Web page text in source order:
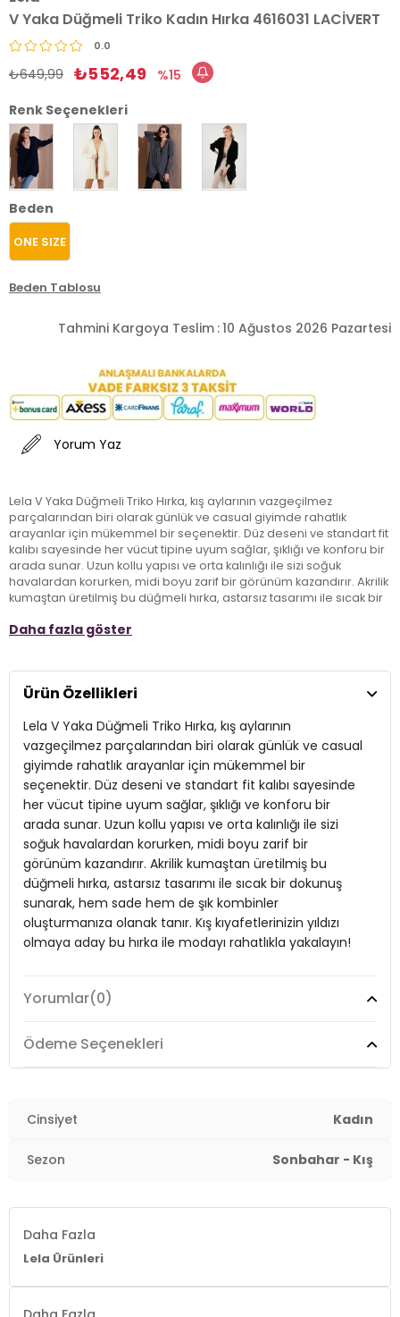
V Yaka Düğmeli Triko Kadın Hırka 4616031 LACİVERT
0.0
₺649,99 ₺552,49
15
Renk Seçenekleri
Beden
ONE SIZE
Beden Tablosu
Tahmini Kargoya Teslim :10 Ağustos 2026 Pazartesi
Yorum Yaz
Lela V Yaka Düğmeli Triko Hırka, kış aylarının vazgeçilmez
parçalarından biri olarak günlük ve casual giyimde rahatlık
arayanlar için mükemmel bir seçenektir. Düz deseni ve standart fit
kalıbı sayesinde her vücut tipine uyum sağlar, şıklığı ve konforu bir
arada sunar. Uzun kollu yapısı ve orta kalınlığı ile sizi soğuk
havalardan korurken, midi boyu zarif bir görünüm kazandırır. Akrilik
kumaştan üretilmiş bu düğmeli hırka, astarsız tasarımı ile sıcak bir
olanak tanır. Kış kıyafetlerinizin yıldızı olmaya aday bu hırka ile
Model:Hırka
Giyim Tarzı:Günlük/Casual
Desen: Düz
Mevsim:Kışlık
Materyal:Akrilik
Yaka Tipi: V Yaka
Kapama Şekli:Düğmeli
Kol Tipi:Uzun Kol
Kumaş Tipi:Belirtilmemiş
Uzunluk:Midi
Kalıp Bilgisi:
Daha fazla göster
Ürün Özellikleri
Lela V Yaka Düğmeli Triko Hırka, kış aylarının
vazgeçilmez parçalarından biri olarak günlük ve casual
giyimde rahatlık arayanlar için mükemmel bir
seçenektir. Düz deseni ve standart fit kalıbı sayesinde
her vücut tipine uyum sağlar, şıklığı ve konforu bir
arada sunar. Uzun kollu yapısı ve orta kalınlığı ile sizi
soğuk havalardan korurken, midi boyu zarif bir
görünüm kazandırır. Akrilik kumaştan üretilmiş bu
düğmeli hırka, astarsız tasarımı ile sıcak bir dokunuş
sunarak, hem sade hem de şık kombinler
oluşturmanıza olanak tanır. Kış kıyafetlerinizin yıldızı
olmaya aday bu hırka ile modayı rahatlıkla yakalayın!
Model:Hırka
Giyim Tarzı:Günlük/Casual
Mevsim:
Materyal:
Kapama Şekli:
Yorumlar(0)
Ödeme Seçenekleri
Cinsiyet Kadın
Sezon Sonbahar - Kış
Daha Fazla
Lela Ürünleri